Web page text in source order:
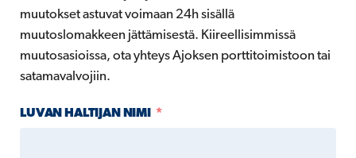
muutokset astuvat voimaan 24h sisällä
muutoslomakkeen jättämisestä. Kiireellisimmissä
muutosasioissa, ota yhteys Ajoksen porttitoimistoon tai
satamavalvojiin.
LUVAN HALTIJAN NIMI